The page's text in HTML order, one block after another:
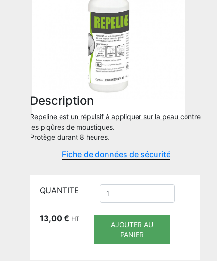
Description
Repeline est un répulsif à appliquer sur la peau contre
les piqûres de moustiques.
Protège durant 8 heures.
Fiche de données de sécurité
QUANTITE
13,00 € HT
AJOUTER AU
PANIER